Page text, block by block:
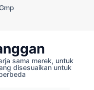
sama merek, untuk
disesuaikan untuk